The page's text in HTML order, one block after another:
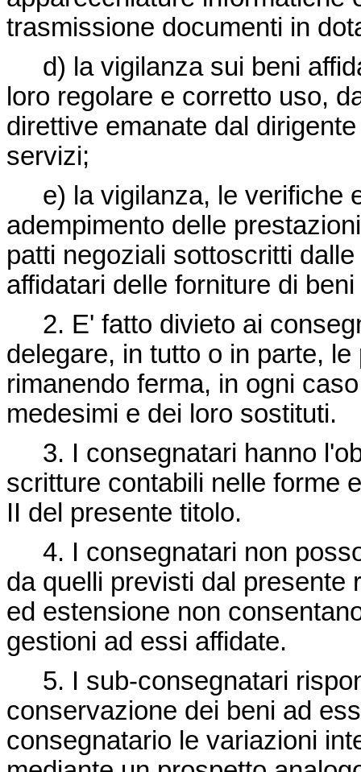
trasmissione documenti in
d) la vigilanza sui beni
loro regolare e corretto uso,
direttive emanate dal
servizi;
e) la vigilanza, le verifiche
adempimento delle
patti negoziali sottoscritti
affidatari delle forniture di
2. E' fatto divieto ai
delegare, in tutto o in parte,
rimanendo ferma, in ogni
medesimi e dei loro sostituti.
3. I consegnatari hanno
scritture contabili nelle forme
II del presente titolo.
4. I consegnatari non
da quelli previsti dal presente
ed estensione non
gestioni ad essi affidate.
5. I sub-consegnatari
conservazione dei beni ad
consegnatario le variazioni